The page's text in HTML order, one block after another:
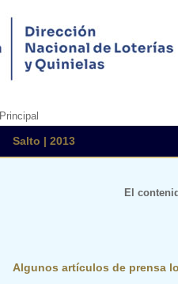
Principal
Salto | 2013
El
Algunos artículos de prensa